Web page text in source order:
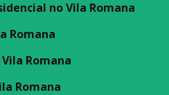
no Vila Romana
Romana
Romana
Romana